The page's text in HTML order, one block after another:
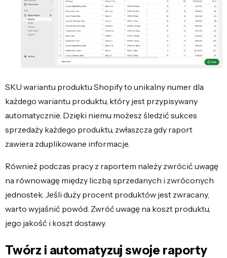
SKU wariantu produktu Shopify to unikalny numer dla
każdego wariantu produktu, który jest przypisywany
automatycznie. Dzięki niemu możesz śledzić sukces
sprzedaży każdego produktu, zwłaszcza gdy raport
zawiera zduplikowane informacje.
Również podczas pracy z raportem należy zwrócić uwagę
na równowagę między liczbą sprzedanych i zwróconych
jednostek. Jeśli duży procent produktów jest zwracany,
warto wyjaśnić powód. Zwróć uwagę na koszt produktu,
jego jakość i koszt dostawy.
Twórz i automatyzuj swoje raporty